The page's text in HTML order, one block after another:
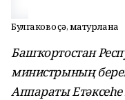
Булгаково үҫә, матурлана
Башҡортостан
министрының
Аппараты